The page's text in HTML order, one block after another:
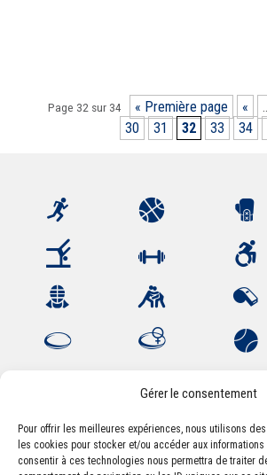
Gérer le consentement
Pour offrir les meilleures expériences, nous utilisons
les cookies pour stocker et/ou accéder aux
consentir à ces technologies nous permettra de traiter
Page 32 sur 34 « Première page «
30
31 32 33 34
Association Sportive
84, boulevard Léon